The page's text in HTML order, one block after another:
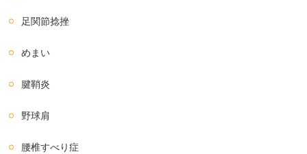
足関節捻挫
めまい
腱鞘炎
野球肩
腰椎すべり症